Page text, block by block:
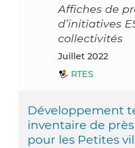
Affiches de
d’initiatives
collectivités
juillet 2022
RTES
Développement
inventaire de près
pour les Petites